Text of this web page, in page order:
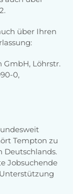
über Ihren
GmbH, Löhrstr.
0,
Tempton zu
Deutschlands.
Jobsuchende